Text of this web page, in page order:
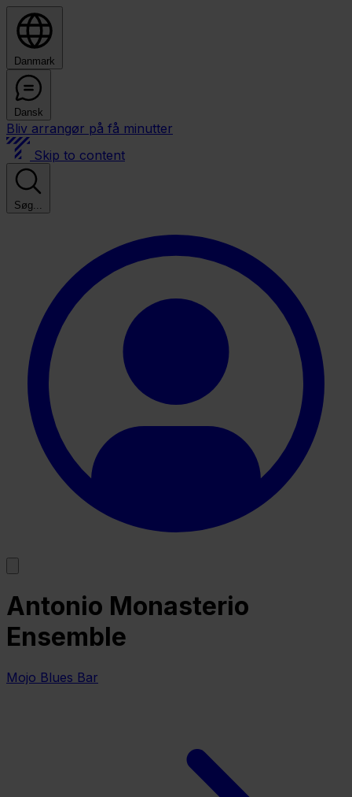
Danmark
Dansk
Bliv arrangør på få minutter
Skip to content
Søg...
Antonio Monasterio
Ensemble
Mojo Blues Bar